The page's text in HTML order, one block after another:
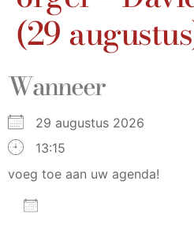
(29
Wanneer
29 augustus 2026
13:15
voeg toe aan uw agenda!